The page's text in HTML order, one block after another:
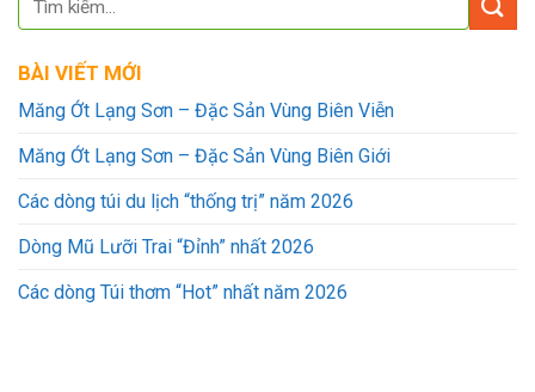
BÀI VIẾT MỚI
Măng Ớt Lạng Sơn – Đặc Sản Vùng Biên Viễn
Măng Ớt Lạng Sơn – Đặc Sản Vùng Biên Giới
Các dòng túi du lịch “thống trị” năm 2026
Dòng Mũ Lưỡi Trai “Đỉnh” nhất 2026
Các dòng Túi thơm “Hot” nhất năm 2026